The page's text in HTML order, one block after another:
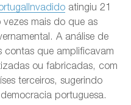
atingiu 21
vezes mais do que as
A análise de
contas que amplificavam
ou fabricadas, com
terceiros, sugerindo
portuguesa.